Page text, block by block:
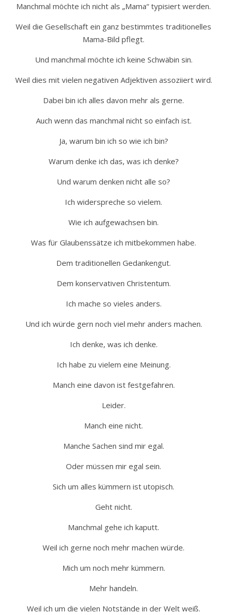
Manchmal möchte ich nicht als „Mama“ typisiert werden.
Weil die Gesellschaft ein ganz bestimmtes traditionelles
Mama-Bild pflegt.
Und manchmal möchte ich keine Schwäbin sin.
Weil dies mit vielen negativen Adjektiven assoziiert wird.
Dabei bin ich alles davon mehr als gerne.
Auch wenn das manchmal nicht so einfach ist.
Ja, warum bin ich so wie ich bin?
Warum denke ich das, was ich denke?
Und warum denken nicht alle so?
Ich widerspreche so vielem.
Wie ich aufgewachsen bin.
Was für Glaubenssätze ich mitbekommen habe.
Dem traditionellen Gedankengut.
Dem konservativen Christentum.
Ich mache so vieles anders.
Und ich würde gern noch viel mehr anders machen.
Ich denke, was ich denke.
Ich habe zu vielem eine Meinung.
Manch eine davon ist festgefahren.
Leider.
Manch eine nicht.
Manche Sachen sind mir egal.
Oder müssen mir egal sein.
Sich um alles kümmern ist utopisch.
Geht nicht.
Manchmal gehe ich kaputt.
Weil ich gerne noch mehr machen würde.
Mich um noch mehr kümmern.
Mehr handeln.
Weil ich um die vielen Notstände in der Welt weiß.